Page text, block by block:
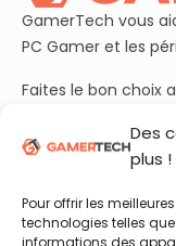
Des
plus !
Pour offrir les
technologies telles
informations des
GamerTech vous
PC Gamer et les
Faites le bon choix
Rejoignez aussi nos
en vidéo !